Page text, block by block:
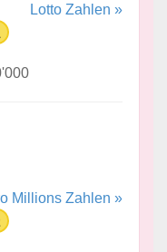
Lotto Zahlen »
Millions Zahlen »